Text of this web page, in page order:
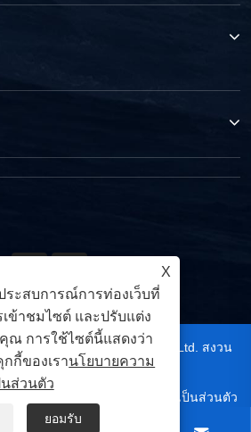
Industrial Trade Co.,Ltd. สงวน
ลิขสิทธิ์.
นโยบายความเป็นส่วนตัว
X
ระสบการณ์การท่องเว็บที่
ข้าชมไซต์ และปรับแต่ง
ณ การใช้ไซต์นี้แสดงว่า
กี้ของเรานโยบายความ
นส่วนตัว
ยอมรับ